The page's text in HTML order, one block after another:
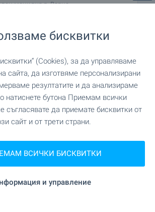
мениджър, Варна
бисквитки
(Cookies), за да управляваме
сайта, да изготвяме персонализирани
резултатите и да анализираме
натиснете бутона Приемам всички
съгласявате да приемате бисквитки от
сайт и от трети страни.
ВСИЧКИ БИСКВИТКИ
и управление